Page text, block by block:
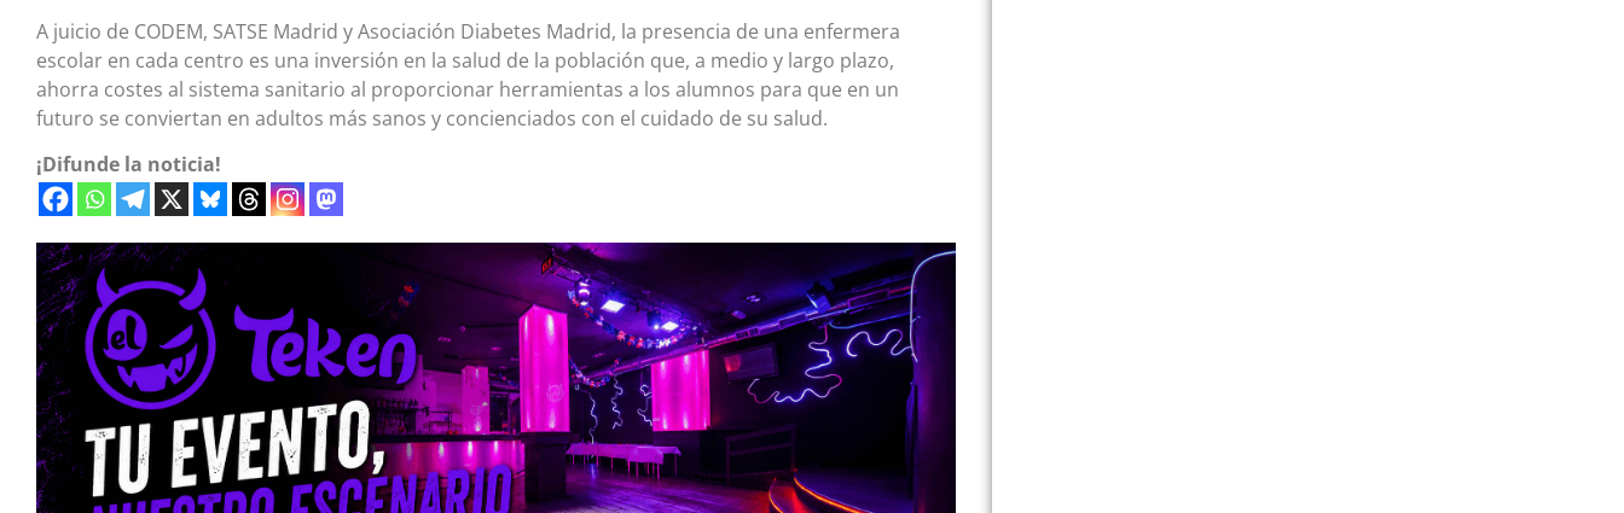
A juicio de CODEM, SATSE Madrid y Asociación Diabetes Madrid, la presencia de una enfermera
escolar en cada centro es una inversión en la salud de la población que, a medio y largo plazo,
ahorra costes al sistema sanitario al proporcionar herramientas a los alumnos para que en un
futuro se conviertan en adultos más sanos y concienciados con el cuidado de su salud.
¡Difunde la noticia!